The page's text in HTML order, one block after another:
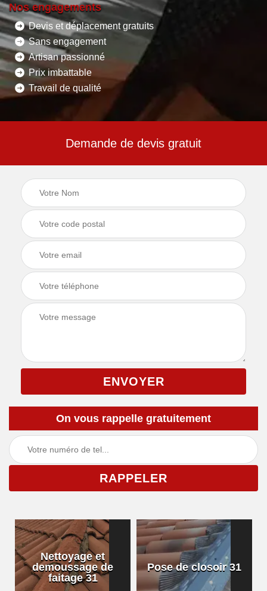
Nos engagements
Devis et déplacement gratuits
Sans engagement
Artisan passionné
Prix imbattable
Travail de qualité
Demande de devis gratuit
On vous rappelle gratuitement
Nettoyage et
demoussage de
faitage 31
Pose de closoir 31